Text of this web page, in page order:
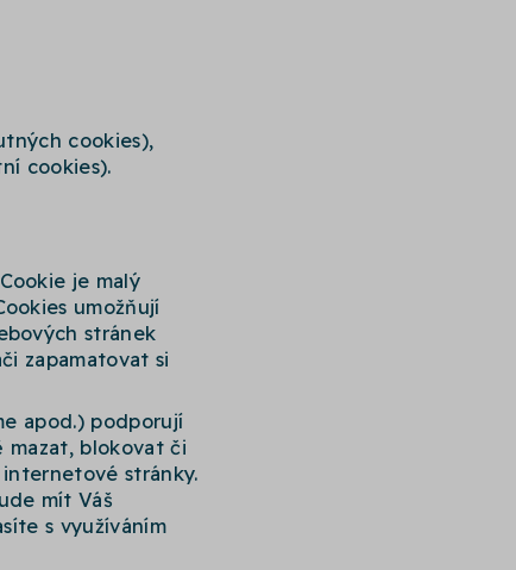
cookies),
cookies).
je malý
umožňují
stránek
zapamatovat si
apod.) podporují
mazat, blokovat či
stránky.
mít Váš
s využíváním